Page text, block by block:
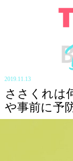
2019.11.13
ささくれは
や事前に予